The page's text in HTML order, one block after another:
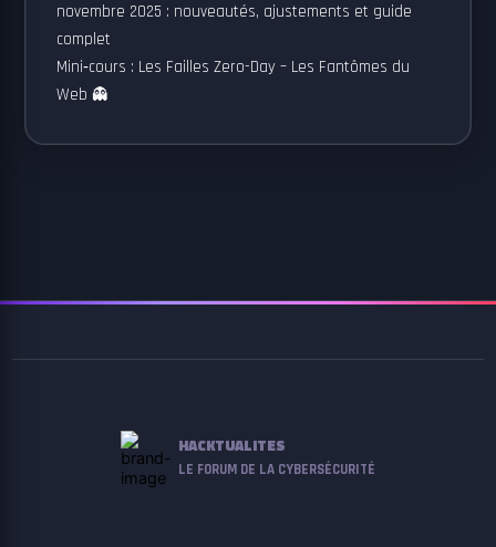
novembre 2025 : nouveautés, ajustements et guide
complet
Mini‑cours : Les Failles Zero-Day – Les Fantômes du
Web 👻
HACKTUALITES
LE FORUM DE LA CYBERSÉCURITÉ